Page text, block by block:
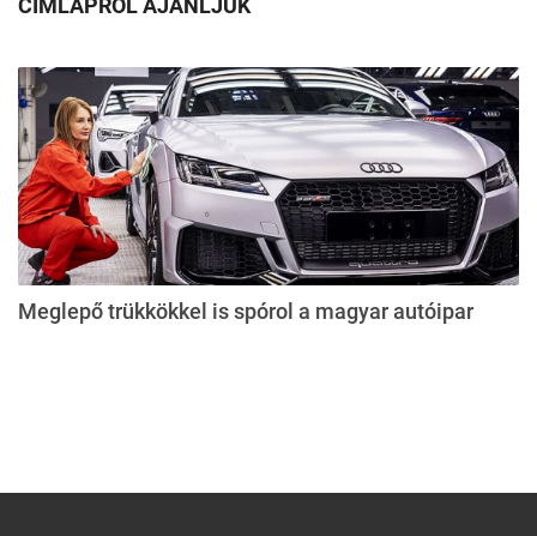
CÍMLAPRÓL AJÁNLJUK
Meglepő trükkökkel is spórol a magyar autóipar